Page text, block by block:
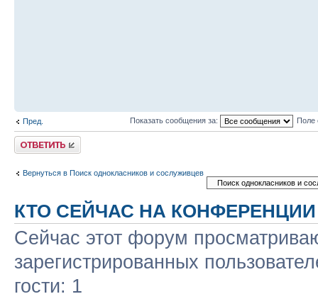
Пред. Показать сообщения за: Поле
Ответить
Вернуться в Поиск однокласников и сослуживцев
КТО СЕЙЧАС НА КОНФЕРЕНЦИИ
Сейчас этот форум
зарегистрированных
гости: 1